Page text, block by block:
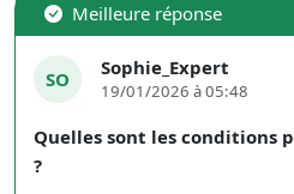
Meilleure réponse
SO Sophie_Expert
19/01/2026 à 05:48
Quelles sont les conditions
?